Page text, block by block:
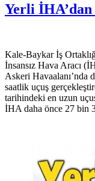
Yerli
Kale-Baykar İş
İnsansız Hava Aracı
Askeri Havaalanı’nda
saatlik uçuş
tarihindeki en uzun
İHA daha önce 27 bin